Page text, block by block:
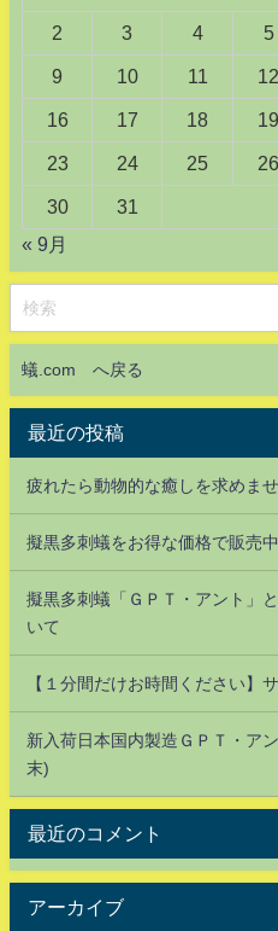
2 3 4 5
9 10 11 12
16 17 18 19
23 24 25 26
30
31
« 9月
蟻.com へ戻る
最近の投稿
疲れたら動物的な癒しを求めま
擬黒多刺蟻をお得な価格で販売
擬黒多刺蟻「ＧＰＴ・アント」
いて
【１分間だけお時間ください】
新入荷日本国内製造ＧＰＴ・ア
末)
最近のコメント
アーカイブ